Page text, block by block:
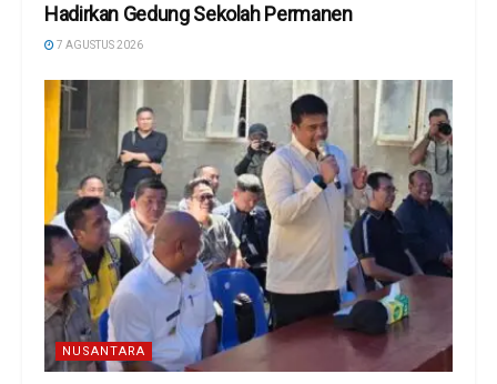
Hadirkan Gedung Sekolah Permanen
7 AGUSTUS 2026
NUSANTARA